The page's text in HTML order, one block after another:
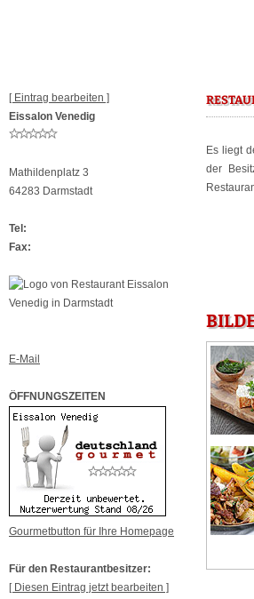
[ Eintrag bearbeiten ]
Eissalon Venedig
Mathildenplatz 3
64283 Darmstadt
Tel:
Fax:
E-Mail
ÖFFNUNGSZEITEN
Gourmetbutton für Ihre Homepage
Für den Restaurantbesitzer:
[ Diesen Eintrag jetzt bearbeiten ]
Es liegt
der